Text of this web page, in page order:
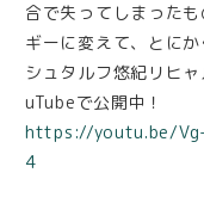
合で失ってしまった
ギーに変えて、とに
シュタルフ悠紀リヒ
uTubeで公開中！
https://youtu.be/Vg-
4